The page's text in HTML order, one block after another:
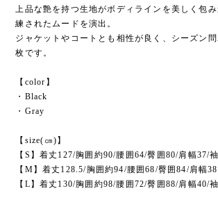
上品な艶を持つ生地がボディラインを美しく包
練されたムードを演出。
ジャケットやコートとも相性が良く、シーズン
枚です。
【color】
・Black
・Gray
【size(㎝)】
【S】着丈127/胸囲約90/腰囲64/臀囲80/肩幅37/
【M】着丈128.5/胸囲約94/腰囲68/臀囲84/肩幅
【L】着丈130/胸囲約98/腰囲72/臀囲88/肩幅40/